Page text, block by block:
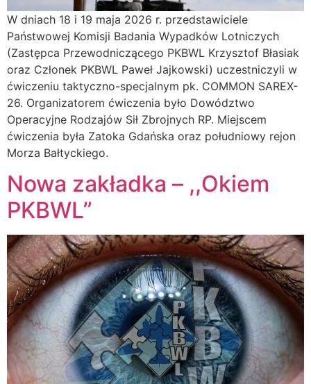
W dniach 18 i 19 maja 2026 r. przedstawiciele
Państwowej Komisji Badania Wypadków Lotniczych
(Zastępca Przewodniczącego PKBWL Krzysztof Błasiak
oraz Członek PKBWL Paweł Jajkowski) uczestniczyli w
ćwiczeniu taktyczno-specjalnym pk. COMMON SAREX-
26. Organizatorem ćwiczenia było Dowództwo
Operacyjne Rodzajów Sił Zbrojnych RP. Miejscem
ćwiczenia była Zatoka Gdańska oraz południowy rejon
Morza Bałtyckiego.
Nowa zakładka – ,,Okiem
PKBWL”